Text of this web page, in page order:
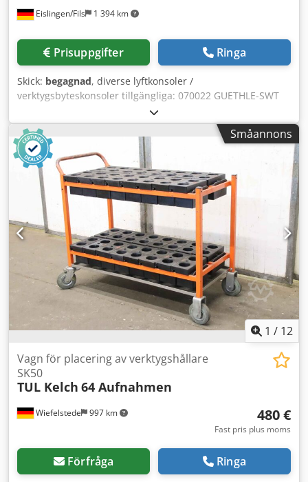
verktygstransportvagn, verktygshanteringsvagn,
Die Change Cart Letar du efter en hydraulpress anpassad
för dina behov? Kontakta oss för en individuell offert. Våra
maskindirektiv (Direktiv 2006/42/EG), EC-standarder och
EU-säkerhetsbestämmelser. Dessutom uppfyller och
överträffar våra pressar de kanadensiska och europeiska
säkerhetskraven, eftersom de uppfyller alla aspekter av
den brasilianska nationella säkerhetsnormen NR 12, vilken
bygger på dessa. Vår stora styrka är
specialmaskinsbyggnation och automatisering av pressar.
Vi erbjuder skräddarsydda hydraulpressar till
förvånansvärt förmånliga priser. För hydrauliken används
främst komponenter från ledande europeiska tillverkare.
Eislingen/Fils 1 394 km
Prisuppgifter Ringa
Skick: begagnad, diverse lyftkonsoler /
verktygsbyteskonsoler tillgängliga: 070022 GUETHLE-SWT
CT 16/1600 (16 t / 1600 mm) med stödben (2x) 180006
GUETHLE-SWT CT 6/2700 (6 t / 2700 mm) med stödben (2x)
210008 GUETHLE-SWT CK t / 1000 mm) (2x) 210009
GUETHLE-SWT CK t / 1000 mm) (2x) 180010 okänd (2 t /
1500 mm) med stödben (2x) Dodjzrpn Eopfx Anljck 190002
GUETHLE-SWT CT t / 1000 mm) med stödben (2x) 220019
GUETHLE-SWT CT 2/1000 (2 t / 1000 mm) med stödben (2x)
180002 GUETHLE-SWT CK 2/800 (2 t / 800 mm) (2x) 090054
GUETHLE-SWT CS 2/800 (2 t / 800 mm) svängbar (2x) 180003
GUETHLE-SWT CK 1/800 (1 t / 800 mm) (2x) 230001 Hydrap
(1 t / 800 mm) (2x)
Småannons
1 / 12
Wiefelstede 997 km
Vagn för placering av verktygshållare
SK50
TUL Kelch 64 Aufnahmen
480 €
Fast pris plus moms
Förfråga Ringa